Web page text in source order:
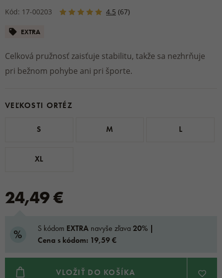
Kód: 17-00203 4.5 (67)
EXTRA
Celková pružnosť zaisťuje stabilitu, takže sa nezhrňuje
pri bežnom pohybe ani pri športe.
VEĽKOSTI ORTÉZ
S M L
XL
24,49 €
S kódom EXTRA navyše zľava20% |
Cena s kódom: 19,59 €
VLOŽIŤ DO KOŠÍKA